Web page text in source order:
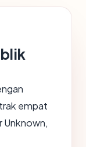
empat
Unknown,